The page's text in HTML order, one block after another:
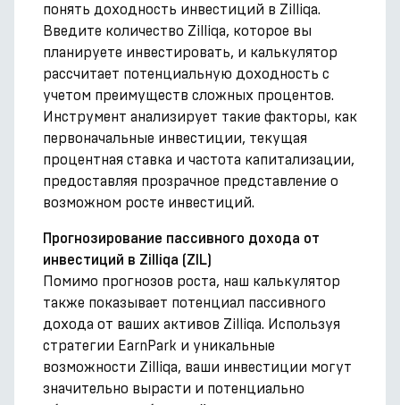
понять доходность инвестиций в Zilliqa.
Введите количество Zilliqa, которое вы
планируете инвестировать, и калькулятор
рассчитает потенциальную доходность с
учетом преимуществ сложных процентов.
Инструмент анализирует такие факторы, как
первоначальные инвестиции, текущая
процентная ставка и частота капитализации,
предоставляя прозрачное представление о
возможном росте инвестиций.
Прогнозирование пассивного дохода от
инвестиций в Zilliqa (ZIL)
Помимо прогнозов роста, наш калькулятор
также показывает потенциал пассивного
дохода от ваших активов Zilliqa. Используя
стратегии EarnPark и уникальные
возможности Zilliqa, ваши инвестиции могут
значительно вырасти и потенциально